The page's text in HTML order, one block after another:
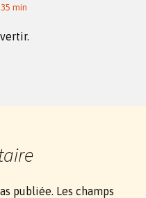
min
publiée. Les champs